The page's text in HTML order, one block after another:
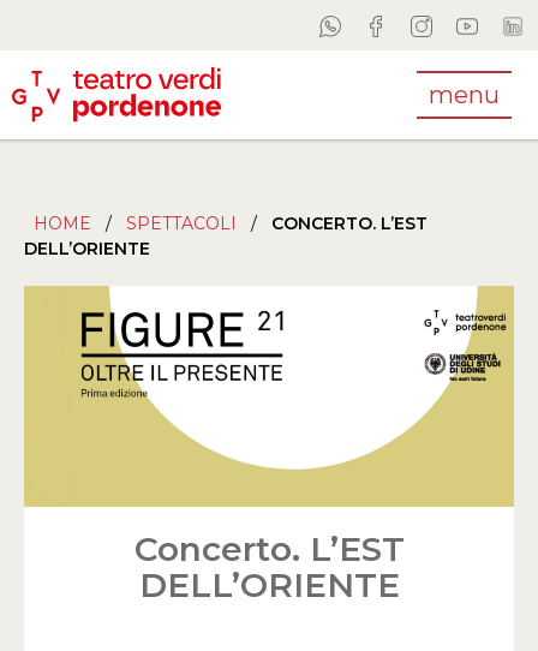
menu
HOME / SPETTACOLI /
CONCERTO. L’EST
DELL’ORIENTE
Concerto. L’EST
DELL’ORIENTE